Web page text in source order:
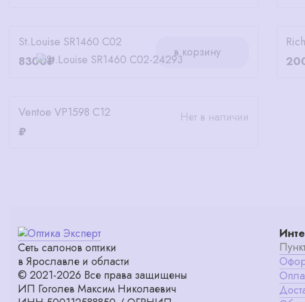
St.Louise SR1460 C02
8300₽
в корзину
Ventoe VP1598 C12
₽
Нет в наличии
Сеть салонов оптики
в Ярославле и области
© 2021-2026 Все права защищены
ИП Гоголев Максим Николаевич